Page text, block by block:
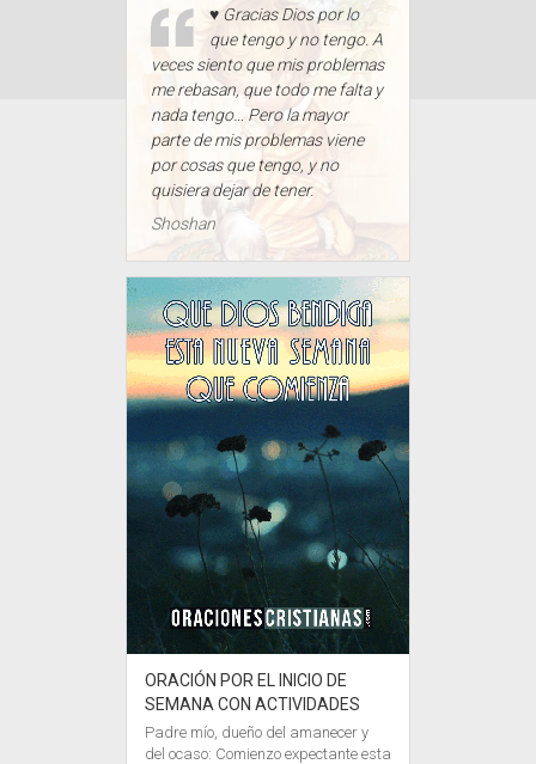
♥ Gracias Dios por lo
que tengo y no tengo. A
veces siento que mis problemas
me rebasan, que todo me falta y
nada tengo… Pero la mayor
parte de mis problemas viene
por cosas que tengo, y no
quisiera dejar de tener.
Shoshan
ORACIÓN POR EL INICIO DE
SEMANA CON ACTIVIDADES
Padre mío, dueño del amanecer y
del ocaso: Comienzo expectante esta